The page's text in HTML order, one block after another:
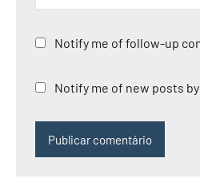
Notify me of follow-up
Notify me of new posts by